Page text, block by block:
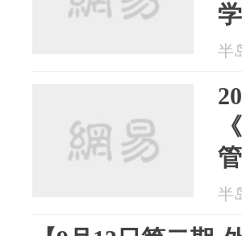
半
半